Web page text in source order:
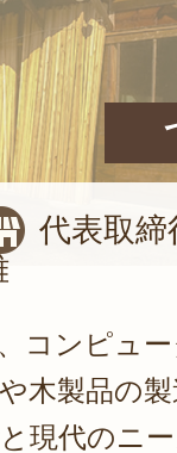
代表取締
コンピュ
木製品の
現代のニ